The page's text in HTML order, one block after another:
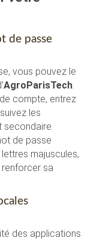
de passe
vous pouvez le
AgroParisTech.
compte, entrez
les
secondaire.
de passe
majuscules,
sa
des applications